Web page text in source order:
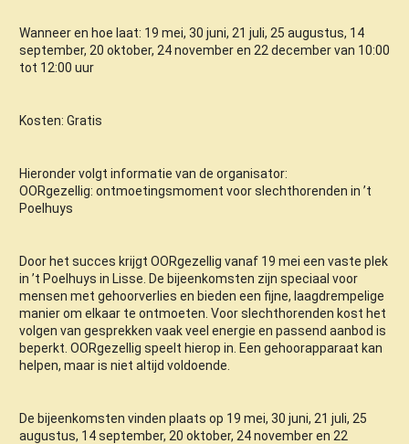
Wanneer en hoe laat: 19 mei, 30 juni, 21 juli, 25 augustus, 14
september, 20 oktober, 24 november en 22 december van 10:00
tot 12:00 uur
Kosten: Gratis
Hieronder volgt informatie van de organisator:
OORgezellig: ontmoetingsmoment voor slechthorenden in ’t
Poelhuys
Door het succes krijgt OORgezellig vanaf 19 mei een vaste plek
in ’t Poelhuys in Lisse. De bijeenkomsten zijn speciaal voor
mensen met gehoorverlies en bieden een fijne, laagdrempelige
manier om elkaar te ontmoeten. Voor slechthorenden kost het
volgen van gesprekken vaak veel energie en passend aanbod is
beperkt. OORgezellig speelt hierop in. Een gehoorapparaat kan
helpen, maar is niet altijd voldoende.
De bijeenkomsten vinden plaats op 19 mei, 30 juni, 21 juli, 25
augustus, 14 september, 20 oktober, 24 november en 22